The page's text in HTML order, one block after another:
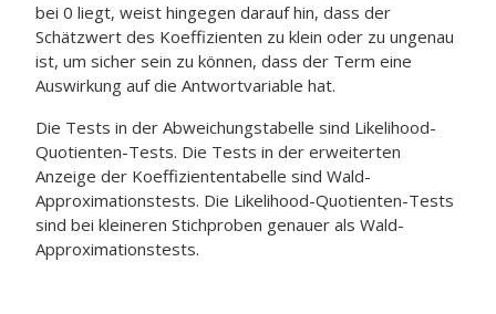
bei 0 liegt, weist hingegen darauf hin, dass der
Schätzwert des Koeffizienten zu klein oder zu ungenau
ist, um sicher sein zu können, dass der Term eine
Auswirkung auf die Antwortvariable hat.
Die Tests in der Abweichungstabelle sind Likelihood-
Quotienten-Tests. Die Tests in der erweiterten
Anzeige der Koeffiziententabelle sind Wald-
Approximationstests. Die Likelihood-Quotienten-Tests
sind bei kleineren Stichproben genauer als Wald-
Approximationstests.